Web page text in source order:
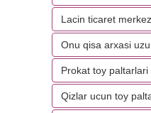
Lacin ticaret
Onu qisa arxasi
Prokat toy paltarlari
Qizlar ucun toy